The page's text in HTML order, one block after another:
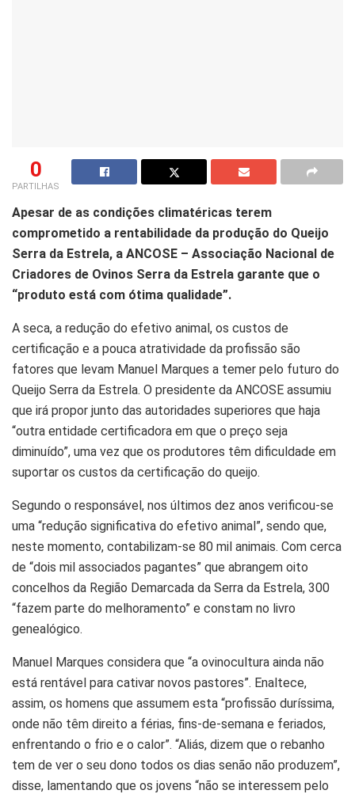
0
PARTILHAS
Apesar de as condições climatéricas terem
comprometido a rentabilidade da produção do Queijo
Serra da Estrela, a ANCOSE – Associação Nacional de
Criadores de Ovinos Serra da Estrela garante que o
“produto está com ótima qualidade”.
A seca, a redução do efetivo animal, os custos de
certificação e a pouca atratividade da profissão são
fatores que levam Manuel Marques a temer pelo futuro do
Queijo Serra da Estrela. O presidente da ANCOSE assumiu
que irá propor junto das autoridades superiores que haja
“outra entidade certificadora em que o preço seja
diminuído”, uma vez que os produtores têm dificuldade em
suportar os custos da certificação do queijo.
Segundo o responsável, nos últimos dez anos verificou-se
uma “redução significativa do efetivo animal”, sendo que,
neste momento, contabilizam-se 80 mil animais. Com cerca
de “dois mil associados pagantes” que abrangem oito
concelhos da Região Demarcada da Serra da Estrela, 300
“fazem parte do melhoramento” e constam no livro
genealógico.
Manuel Marques considera que “a ovinocultura ainda não
está rentável para cativar novos pastores”. Enaltece,
assim, os homens que assumem esta “profissão duríssima,
onde não têm direito a férias, fins-de-semana e feriados,
enfrentando o frio e o calor”. “Aliás, dizem que o rebanho
tem de ver o seu dono todos os dias senão não produzem”,
disse, lamentando que os jovens “não se interessem pelo